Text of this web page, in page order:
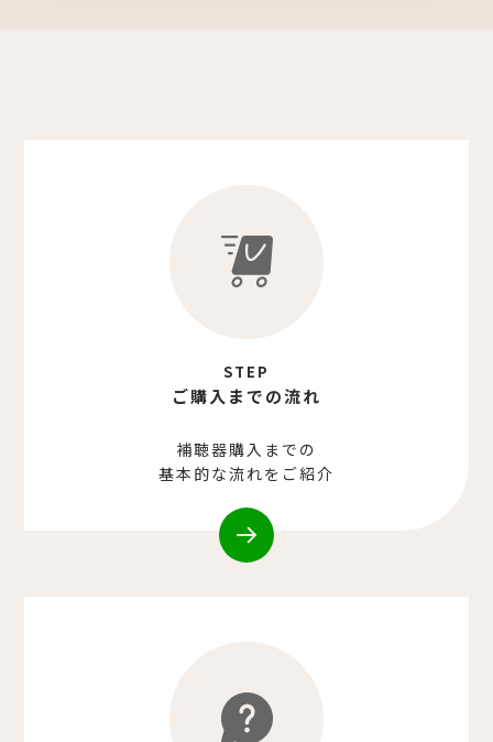
STEP
ご購入までの流れ
補聴器購入までの
基本的な流れをご紹介